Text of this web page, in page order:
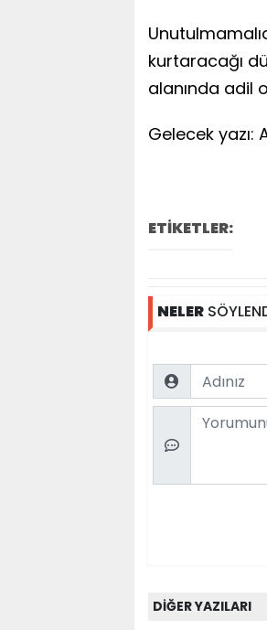
kurtaracağı
alanında adil
Gelecek yazı:
ETİKETLER:
NELER
Name
Comment
DİĞER YAZILARI